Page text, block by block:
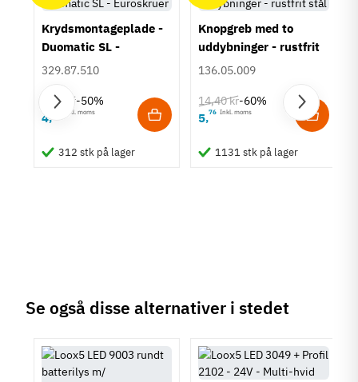
Lysfarve - Kelvin (k)
2700 - 4000 K
Energimærke
Häfele Connect Mesh
Krydsmontageplade -
Duomatic SL -
Euroskruer
329.87.510
9,25 kr-50%
4, Inkl. moms
312 stk på lager
Knopgreb med to
uddybninger - rustfrit
stål
136.05.009
14,40 kr-60%
5,76 Inkl. moms
1131 stk på lager
Se også disse alternativer i stedet